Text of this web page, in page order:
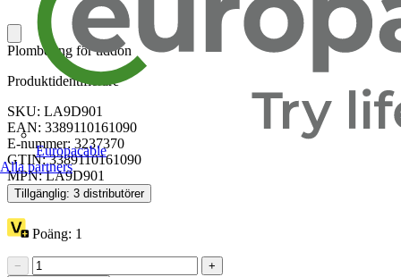
Europacable
Alla partners
Plombering för tiddon
Produktidentifierare
SKU: LA9D901
EAN: 3389110161090
E-nummer: 3237370
GTIN: 3389110161090
MPN: LA9D901
Tillgänglig: 3 distributörer
Poäng: 1
−
+